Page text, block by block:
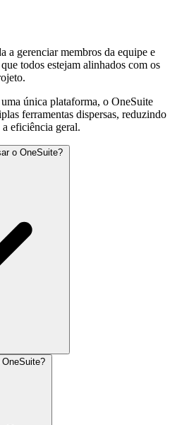
a gerenciar membros da equipe e
todos estejam alinhados com os
única plataforma, o OneSuite
ferramentas dispersas, reduzindo
eficiência geral.
o OneSuite?